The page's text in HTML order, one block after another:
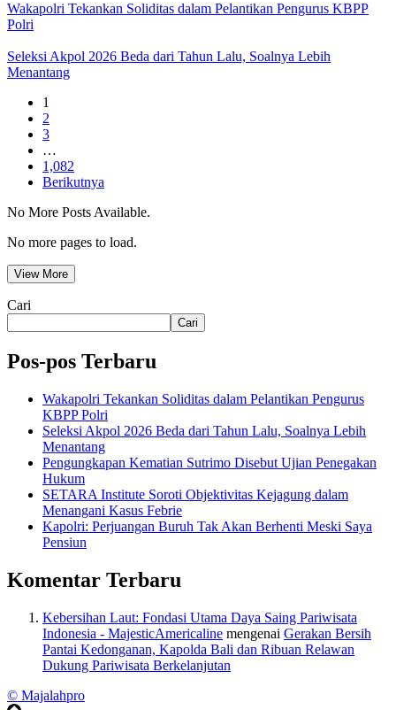
Wakapolri Tekankan Soliditas dalam Pelantikan Pengurus KBPP
Polri
Seleksi Akpol 2026 Beda dari Tahun Lalu, Soalnya Lebih
Menantang
1
2
3
…
1,082
Berikutnya
No More Posts Available.
No more pages to load.
View More
Cari
Cari
Pos-pos Terbaru
Wakapolri Tekankan Soliditas dalam Pelantikan Pengurus
KBPP Polri
Seleksi Akpol 2026 Beda dari Tahun Lalu, Soalnya Lebih
Menantang
Pengungkapan Kematian Sutrimo Disebut Ujian Penegakan
Hukum
SETARA Institute Soroti Objektivitas Kejagung dalam
Menangani Kasus Febrie
Kapolri: Perjuangan Buruh Tak Akan Berhenti Meski Saya
Pensiun
Komentar Terbaru
Kebersihan Laut: Fondasi Utama Daya Saing Pariwisata
Indonesia - MajesticAmericaline mengenai Gerakan Bersih
Pantai Kedonganan, Kapolda Bali dan Ribuan Relawan
Dukung Pariwisata Berkelanjutan
© Majalahpro